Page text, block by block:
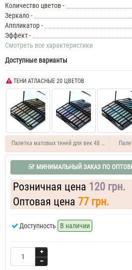
Количество цветов -
Зеркало -
Аппликатор -
Эффект -
Смотреть все характеристики
Доступные варианты
ТЕНИ АТЛАСНЫЕ 20 ЦВЕТОВ
Палетка матовых теней для век 48 цветов
МИНИМАЛЬНЫЙ ЗАКАЗ ПО
Розничная цена 120 грн.
Оптовая цена 77 грн.
Доступность В наличии